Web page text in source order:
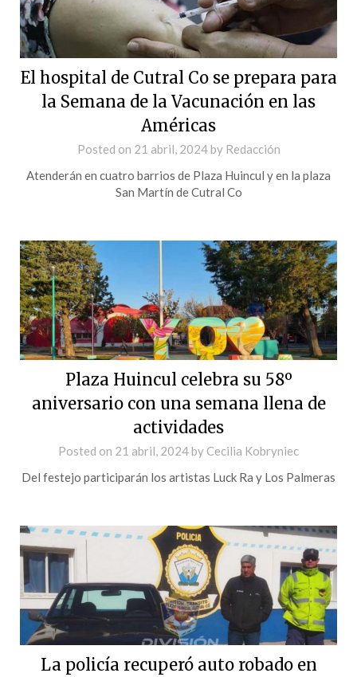
El hospital de Cutral Co se prepara para
la Semana de la Vacunación en las
Américas
Posted on 21 abril, 2024by Redacción
Atenderán en cuatro barrios de Plaza Huincul y en la plaza
San Martín de Cutral Co
Plaza Huincul celebra su 58º
aniversario con una semana llena de
actividades
Posted on 21 abril, 2024by Cecilia Kobryniec
Del festejo participarán los artistas Luck Ra y Los Palmeras
La policía recuperó auto robado en